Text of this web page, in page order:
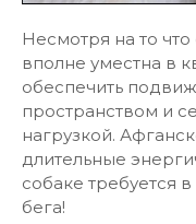
Несмотря на то
вполне уместна в
обеспечить
пространством и
нагрузкой.
длительные
собаке требуется
бега!